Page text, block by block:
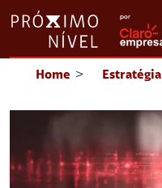
Home > Estratégia